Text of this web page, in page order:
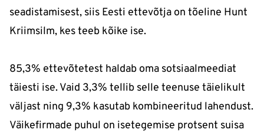
seadistamisest, siis Eesti ettevõtja on tõeline Hunt
Kriimsilm, kes teeb kõike ise.
85,3% ettevõtetest haldab oma sotsiaalmeediat
täiesti ise. Vaid 3,3% tellib selle teenuse täielikult
väljast ning 9,3% kasutab kombineeritud lahendust.
Väikefirmade puhul on isetegemise protsent suisa